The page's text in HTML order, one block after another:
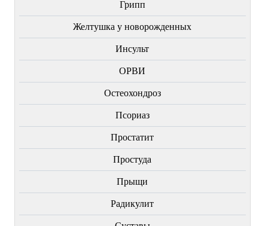
Грипп
Желтушка у новорожденных
Инсульт
ОРВИ
Остеохондроз
Пcориаз
Простатит
Простуда
Прыщи
Радикулит